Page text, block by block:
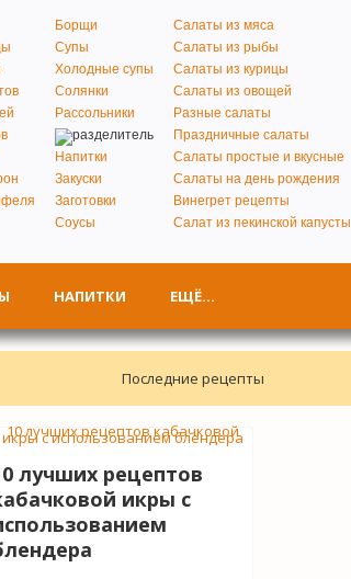
Борщи
Супы
Холодные супы
Солянки
Рассольники
Напитки
Закуски
Заготовки
Соусы
Салаты из мяса
Салаты из рыбы
Салаты из курицы
Салаты из овощей
Разные салаты
Праздничные салаты
Салаты простые и вкусные
Салаты на день рождения
Винегрет рецепты
Салат из пекинской капусты
НАПИТКИ ЕЩЁ…
Последние рецепты
17 сентября, 2019
лучших рецептов
икры с